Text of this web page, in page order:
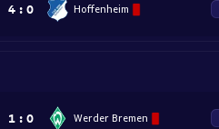
4 : 0 Hoffenheim
1 : 0 Werder Bremen